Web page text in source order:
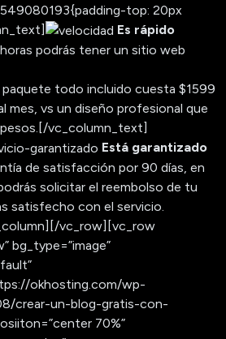
top: 20px
Es rápido
podrás tener un sitio web
todo incluido cuesta $1599
mes, vs un diseño profesional que
vc_column_text]
Está garantizado
de satisfacción por 90 días, en
solicitar el reembolso de tu
satisfecho con el servicio.
vc_row][vc_row
bg_type=”image”
okhosting.com/wp-
crear-un-blog-gratis-con-
70%”